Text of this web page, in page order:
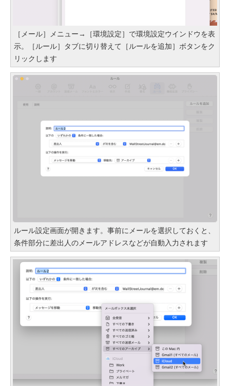
［メール］メニュー→［環境設定］で環境設定ウインドウを表
示。［ルール］タブに切り替えて［ルールを追加］ボタンをク
リックします
ルール設定画面が開きます。事前にメールを選択しておくと、
条件部分に差出人のメールアドレスなどが自動入力されます